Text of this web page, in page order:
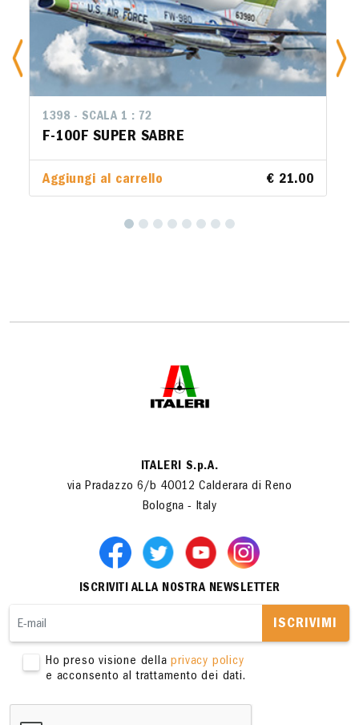
1398 - SCALA 1 : 72
F-100F SUPER SABRE
Aggiungi al carrello € 21.00
ITALERI S.p.A.
via Pradazzo 6/b 40012 Calderara di Reno
Bologna - Italy
ISCRIVITI ALLA NOSTRA NEWSLETTER
ISCRIVIMI
Ho preso visione dellaprivacy policy
e acconsento al trattamento dei dati.